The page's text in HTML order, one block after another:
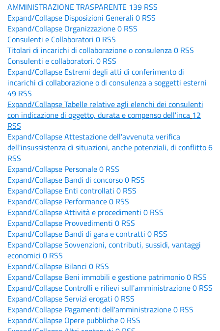
AMMINISTRAZIONE TRASPARENTE 139 RSS
Expand/Collapse Disposizioni Generali 0 RSS
Expand/Collapse Organizzazione0 RSS
Consulenti e Collaboratori 0 RSS
Titolari di incarichi di collaborazione o consulenza0 RSS
Consulenti e collaboratori.0 RSS
Expand/Collapse Estremi degli atti di conferimento di
incarichi di collaborazione o di consulenza a soggetti esterni
49 RSS
Expand/CollapseTabelle relative agli elenchi dei consulenti
con indicazione di oggetto, durata e compenso dell'inca 12
RSS
Expand/CollapseAttestazione dell'avvenuta verifica
dell'insussistenza di situazioni, anche potenziali, di conflitto6
RSS
Expand/Collapse Personale0 RSS
Expand/Collapse Bandi di concorso0 RSS
Expand/Collapse Enti controllati 0 RSS
Expand/Collapse Performance0 RSS
Expand/CollapseAttività e procedimenti 0 RSS
Expand/Collapse Provvedimenti 0 RSS
Expand/Collapse Bandi di gara e contratti 0 RSS
Expand/CollapseSovvenzioni, contributi, sussidi, vantaggi
economici 0 RSS
Expand/Collapse Bilanci 0 RSS
Expand/Collapse Beni immobili e gestione patrimonio0 RSS
Expand/Collapse Controlli e rilievi sull'amministrazione0 RSS
Expand/CollapseServizi erogati 0 RSS
Expand/Collapse Pagamenti dell'amministrazione0 RSS
Expand/Collapse Opere pubbliche0 RSS